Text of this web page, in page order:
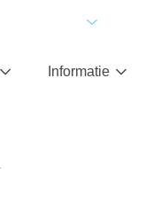
Informatie